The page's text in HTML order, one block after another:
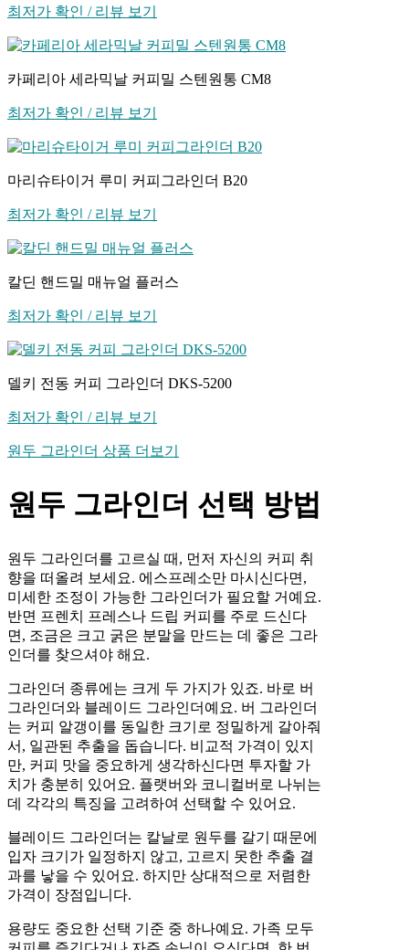
최저가 확인 / 리뷰 보기
카페리아 세라믹날 커피밀 스텐원통 CM8
최저가 확인 / 리뷰 보기
마리슈타이거 루미 커피그라인더 B20
최저가 확인 / 리뷰 보기
칼딘 핸드밀 매뉴얼 플러스
최저가 확인 / 리뷰 보기
델키 전동 커피 그라인더 DKS-5200
최저가 확인 / 리뷰 보기
원두 그라인더 상품 더보기
원두 그라인더 선택 방법
원두 그라인더를 고르실 때, 먼저 자신의 커피 취
향을 떠올려 보세요. 에스프레소만 마시신다면,
미세한 조정이 가능한 그라인더가 필요할 거예요.
반면 프렌치 프레스나 드립 커피를 주로 드신다
면, 조금은 크고 굵은 분말을 만드는 데 좋은 그라
인더를 찾으셔야 해요.
그라인더 종류에는 크게 두 가지가 있죠. 바로 버
그라인더와 블레이드 그라인더예요. 버 그라인더
는 커피 알갱이를 동일한 크기로 정밀하게 갈아줘
서, 일관된 추출을 돕습니다. 비교적 가격이 있지
만, 커피 맛을 중요하게 생각하신다면 투자할 가
치가 충분히 있어요. 플랫버와 코니컬버로 나뉘는
데 각각의 특징을 고려하여 선택할 수 있어요.
블레이드 그라인더는 칼날로 원두를 갈기 때문에
입자 크기가 일정하지 않고, 고르지 못한 추출 결
과를 낳을 수 있어요. 하지만 상대적으로 저렴한
가격이 장점입니다.
용량도 중요한 선택 기준 중 하나예요. 가족 모두